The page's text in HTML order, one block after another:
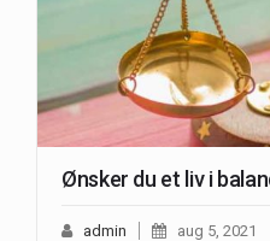
Ønsker du et liv i
admin aug 5, 2021